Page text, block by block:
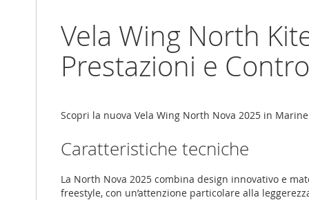
imagesVela Wing North
Prestazioni e
Scopri la nuova Vela Wing North Nova 2025 in
Caratteristiche tecniche
La North Nova 2025 combina design innovativo e
freestyle, con un’attenzione particolare alla